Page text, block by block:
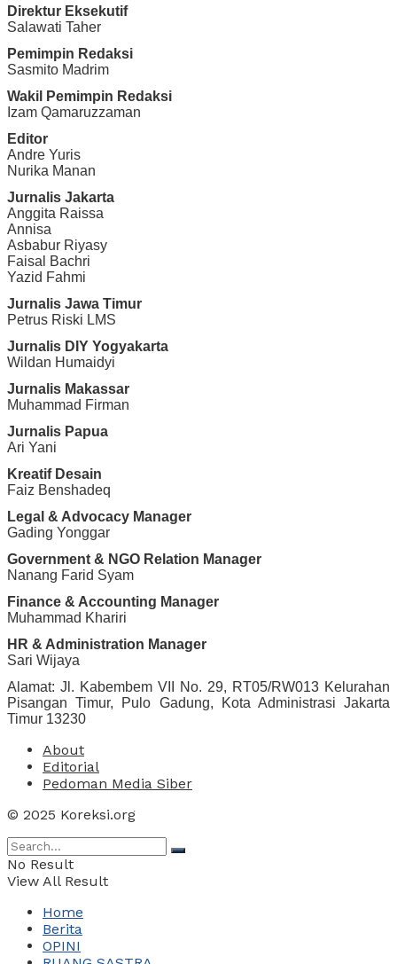
Direktur Eksekutif
Salawati Taher
Pemimpin Redaksi
Sasmito Madrim
Wakil Pemimpin Redaksi
Izam Qamaruzzaman
Editor
Andre Yuris
Nurika Manan
Jurnalis Jakarta
Anggita Raissa
Annisa
Asbabur Riyasy
Faisal Bachri
Yazid Fahmi
Jurnalis Jawa Timur
Petrus Riski LMS
Jurnalis DIY Yogyakarta
Wildan Humaidyi
Jurnalis Makassar
Muhammad Firman
Jurnalis Papua
Ari Yani
Kreatif Desain
Faiz Benshadeq
Legal & Advocacy Manager
Gading Yonggar
Government & NGO Relation Manager
Nanang Farid Syam
Finance & Accounting Manager
Muhammad Khariri
HR & Administration Manager
Sari Wijaya
Alamat: Jl. Kabembem VII No. 29, RT05/RW013 Kelurahan
Pisangan Timur, Pulo Gadung, Kota Administrasi Jakarta
Timur 13230
About
Editorial
Pedoman Media Siber
© 2025 Koreksi.org
No Result
View All Result
Home
Berita
OPINI